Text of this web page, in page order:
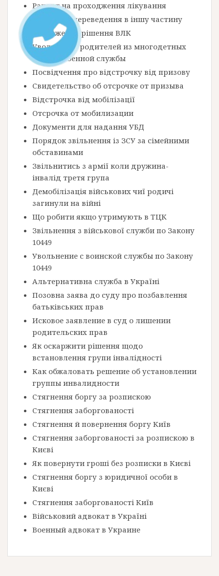
Рапорт на проходження лікування
Рапорт на переведення в іншу частину
Оскарження рішення ВЛК
Увольнение родителей из многодетных
семей с военной службы
Посвідчення про відстрочку від призову
Свидетельство об отсрочке от призыва
Відстрочка від мобілізації
Отсрочка от мобилизации
Документи для надання УБД
Порядок звільнення із ЗСУ за сімейними
обставинами
Звільнитись з армії коли дружина-
інвалід третя група
Демобілізація військових чиї родичі
загинули на війні
Що робити якщо утримують в ТЦК
Звільнення з військової служби по Закону
10449
Увольнение с воинской службы по Закону
10449
Альтернативна служба в Україні
Позовна заява до суду про позбавлення
батьківських прав
Исковое заявление в суд о лишении
родительских прав
Як оскаржити рішення щодо
встановлення групи інвалідності
Как обжаловать решение об установлении
группы инвалидности
Стягнення боргу за розпискою
Стягнення заборгованості
Стягнення й повернення боргу Київ
Стягнення заборгованості за розпискою в
Києві
Як повернути гроші без розписки в Києві
Стягнення боргу з юридичної особи в
Києві
Стягнення заборгованості Київ
Військовий адвокат в Україні
Военный адвокат в Украине